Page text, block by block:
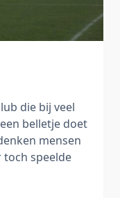
die bij veel
belletje doet
mensen
toch speelde